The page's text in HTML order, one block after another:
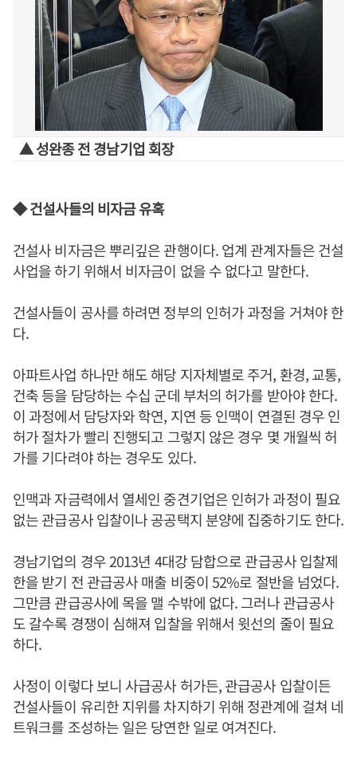
▲ 성완종 전 경남기업 회장
◆ 건설사들의 비자금 유혹
건설사 비자금은 뿌리깊은 관행이다. 업계 관계자들은 건설
사업을 하기 위해서 비자금이 없을 수 없다고 말한다.
건설사들이 공사를 하려면 정부의 인허가 과정을 거쳐야 한
다.
아파트사업 하나만 해도 해당 지자체별로 주거, 환경, 교통,
건축 등을 담당하는 수십 군데 부처의 허가를 받아야 한다.
이 과정에서 담당자와 학연, 지연 등 인맥이 연결된 경우 인
허가 절차가 빨리 진행되고 그렇지 않은 경우 몇 개월씩 허
가를 기다려야 하는 경우도 있다.
인맥과 자금력에서 열세인 중견기업은 인허가 과정이 필요
없는 관급공사 입찰이나 공공택지 분양에 집중하기도 한다.
경남기업의 경우 2013년 4대강 담합으로 관급공사 입찰제
한을 받기 전 관급공사 매출 비중이 52%로 절반을 넘었다.
그만큼 관급공사에 목을 맬 수밖에 없다. 그러나 관급공사
도 갈수록 경쟁이 심해져 입찰을 위해서 윗선의 줄이 필요
하다.
사정이 이렇다 보니 사급공사 허가든, 관급공사 입찰이든
건설사들이 유리한 지위를 차지하기 위해 정관계에 걸쳐 네
트워크를 조성하는 일은 당연한 일로 여겨진다.